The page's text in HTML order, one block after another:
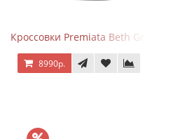
Кроссовки Premiata Beth Grey Silver
8990р.